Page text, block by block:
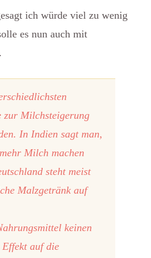
ich würde viel zu wenig
es nun auch mit
zur Milchsteigerung
In Indien sagt man,
Milch machen
steht meist
Malzgetränk auf
keinen
Effekt auf die